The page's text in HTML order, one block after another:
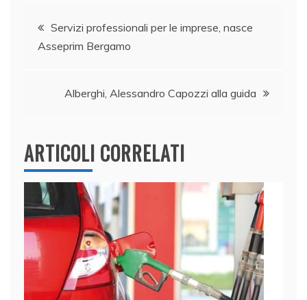
b
o
k
dI
n
A
vi
Navigazione
articoli
Servizi professionali per le imprese, nasce
Asseprim Bergamo
Alberghi, Alessandro Capozzi alla guida
ARTICOLI CORRELATI